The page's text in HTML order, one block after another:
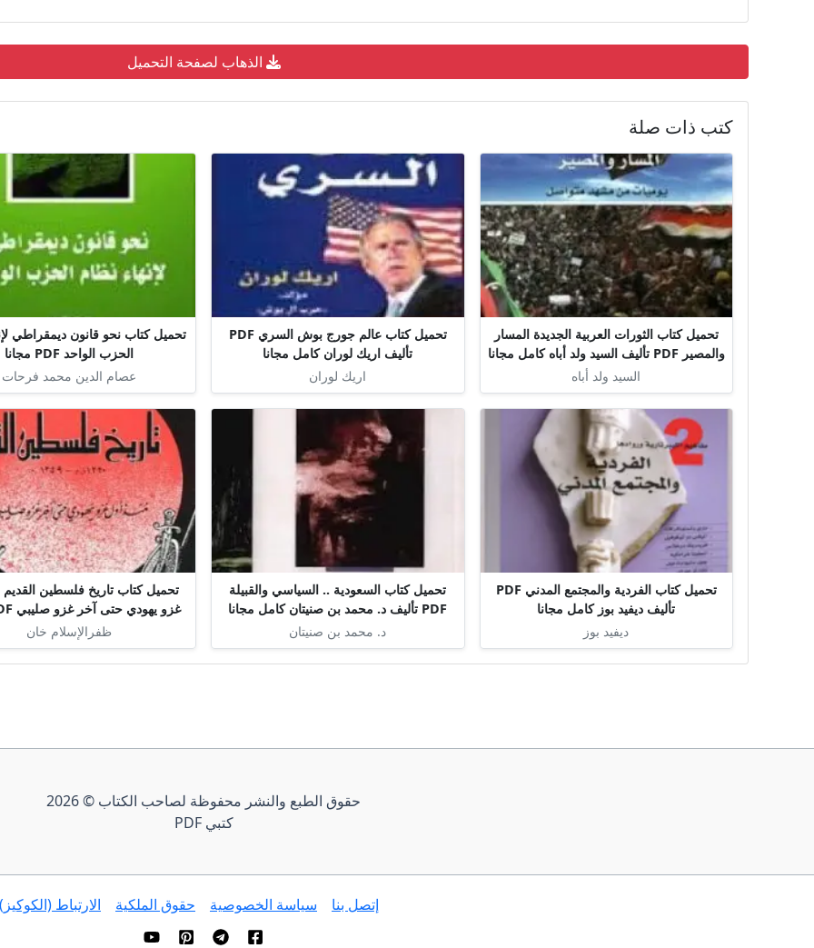
الذهاب لصفحة التحميل
كتب ذات صلة
تحميل كتاب الثورات العربية الجديدة المسار
والمصير PDF تأليف السيد ولد أباه كامل مجانا
السيد ولد أباه
تحميل كتاب عالم جورج بوش السري PDF
تأليف اريك لوران كامل مجانا
اريك لوران
تحميل كتاب نحو قانون ديمقراطي
الحزب الواحد PDF مجانا
عصام الدين محمد فرحات
تحميل كتاب الفردية والمجتمع المدني PDF
تأليف ديفيد بوز كامل مجانا
ديفيد بوز
تحميل كتاب السعودية .. السياسي والقبيلة
PDF تأليف د. محمد بن صنيتان كامل مجانا
د. محمد بن صنيتان
تحميل كتاب تاريخ فلسطين
غزو يهودي حتى آخر غزو صليبي PDF مجانا
ظفرالإسلام خان
حقوق الطبع والنشر محفوظة لصاحب الكتاب © 2026
كتبي PDF
إتصل بنا سياسة الخصوصية حقوق الملكية الارتباط (الكوكيز)